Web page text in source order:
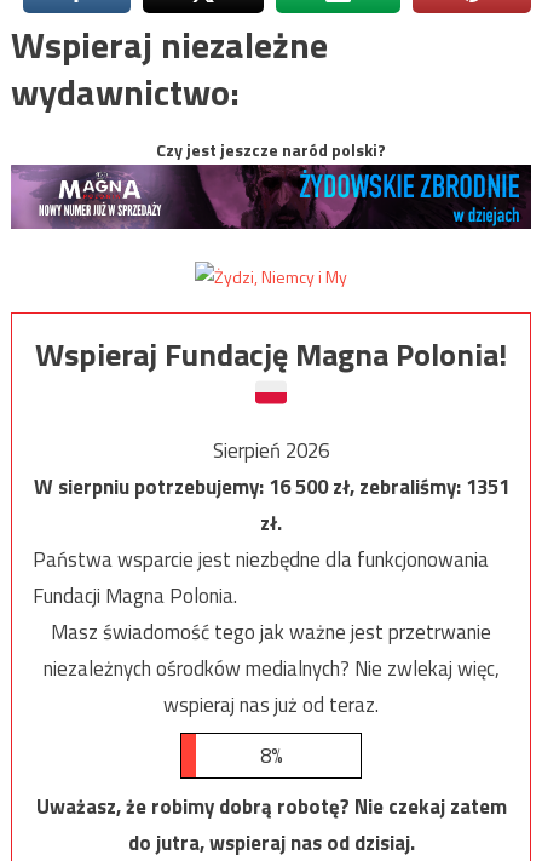
Wspieraj niezależne
wydawnictwo:
Czy jest jeszcze naród polski?
Wspieraj Fundację Magna Polonia!
Sierpień 2026
W sierpniu potrzebujemy:16 500zł, zebraliśmy:1351
zł.
Państwa wsparcie jest niezbędne dla funkcjonowania
Fundacji Magna Polonia.
Masz świadomość tego jak ważne jest przetrwanie
niezależnych ośrodków medialnych? Nie zwlekaj więc,
wspieraj nas już od teraz.
8%
Uważasz, że robimy dobrą robotę? Nie czekaj zatem
do jutra, wspieraj nas od dzisiaj.